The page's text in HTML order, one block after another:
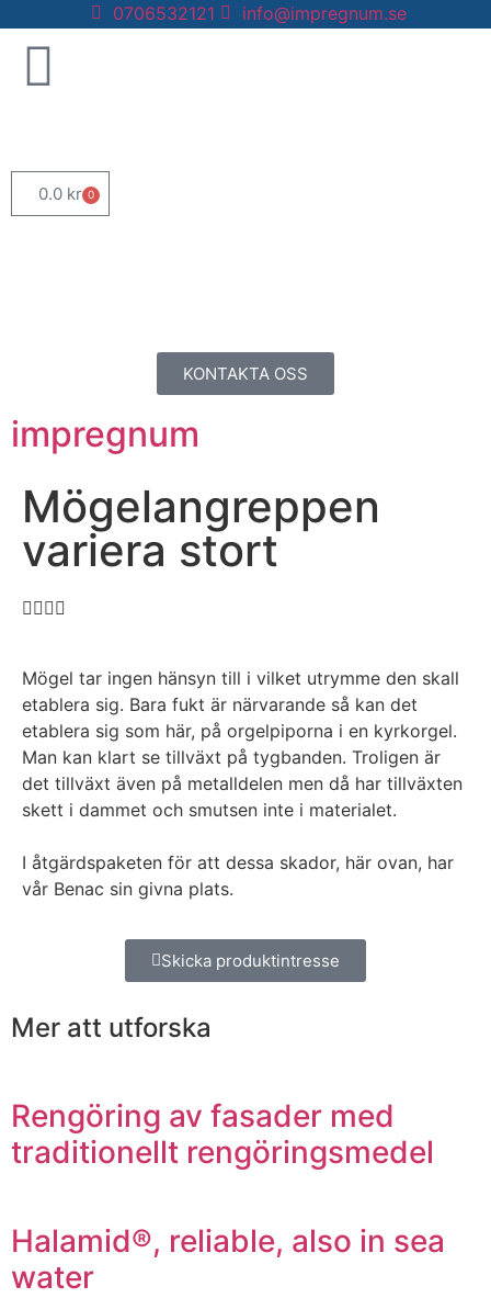
0706532121 info@impregnum.se
0.0 kr 0
KONTAKTA OSS
impregnum
Mögelangreppen
variera stort
Mögel tar ingen hänsyn till i vilket utrymme den skall
etablera sig. Bara fukt är närvarande så kan det
etablera sig som här, på orgelpiporna i en kyrkorgel.
Man kan klart se tillväxt på tygbanden. Troligen är
det tillväxt även på metalldelen men då har tillväxten
skett i dammet och smutsen inte i materialet.
I åtgärdspaketen för att dessa skador, här ovan, har
vår Benac sin givna plats.
Skicka produktintresse
Mer att utforska
Rengöring av fasader med
traditionellt rengöringsmedel
Halamid®, reliable, also in sea
water